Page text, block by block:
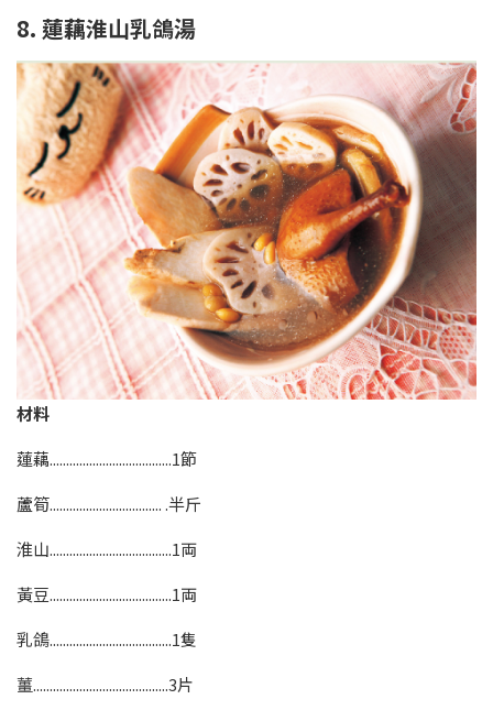
8. 蓮藕淮山乳鴿湯
材料
蓮藕.....................................1節
蘆筍.................................. .半斤
淮山.....................................1両
黃豆.....................................1両
乳鴿.....................................1隻
薑.........................................3片